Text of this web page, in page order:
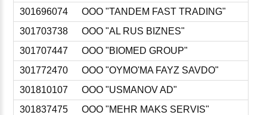
301696074
ООО "TANDEM FAST TRADING"
301703738
ООО "AL RUS BIZNES"
301707447
ООО "BIOMED GROUP"
301772470
ООО "OYMO'MA FAYZ SAVDO"
301810107
ООО "USMANOV AD"
301837475
ООО "MEHR MAKS SERVIS"